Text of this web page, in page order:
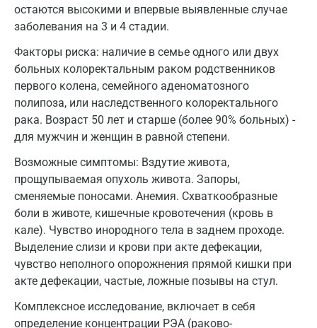
рентгенологических и УЗИ-исследований.
«Золотым стандартом» диагностики
гистологическое исследование биоптата или
пунктата опухоли.
остаются высокими и впервые выявленные случае
заболевания на 3 и 4 стадии.
Факторы риска: наличие в семье одного или двух
больных колоректальным раком родственников
первого колена, семейного аденоматозного
полипоза, или наследственного колоректального
рака. Возраст 50 лет и старше (более 90% больных) -
для мужчин и женщин в равной степени.
Возможные симптомы: Вздутие живота,
прощупываемая опухоль живота. Запоры,
сменяемые поносами. Анемия. Схваткообразные
боли в животе, кишечные кровотечения (кровь в
кале). Чувство инородного тела в заднем проходе.
Выделение слизи и крови при акте дефекации,
чувство неполного опорожнения прямой кишки при
акте дефекации, частые, ложные позывы на стул.
Комплексное исследование, включает в себя
определение концентрации РЭА (раково-
Гатчина
Голубое
Дзержинск
Дзержинский
Долгопрудный
Домодедово
Екатеринбург
Жуковский
Звенигород
Зеленоград